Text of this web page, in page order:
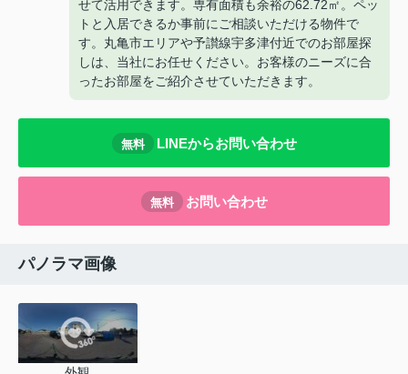
せて活用できます。専有面積も余裕の62.72㎡。ペッ
トと入居できるか事前にご相談いただける物件で
す。丸亀市エリアや予讃線宇多津付近でのお部屋探
しは、当社にお任せください。お客様のニーズに合
ったお部屋をご紹介させていただきます。
無料 LINEからお問い合わせ
無料 お問い合わせ
パノラマ画像